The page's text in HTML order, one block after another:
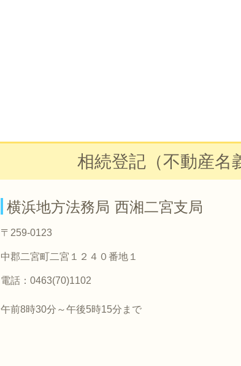
相続登記（不動産名
横浜地方法務局 西湘二宮支局
〒259-0123
中郡二宮町二宮１２４０番地１
電話：0463(70)1102
午前8時30分～午後5時15分まで